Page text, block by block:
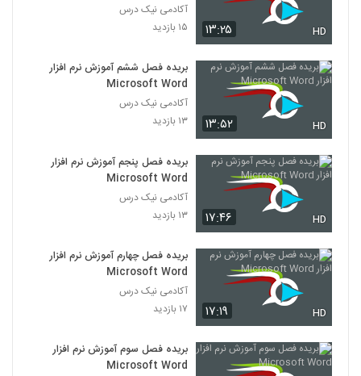
۱۳:۲۵ HD
آکادمی نیک درس
۱۵ بازدید
۱۳:۵۲ HD
بریده فصل ششم آموزش نرم افزار
Microsoft Word
آکادمی نیک درس
۱۳ بازدید
۱۷:۴۶ HD
بریده فصل پنجم آموزش نرم افزار
Microsoft Word
آکادمی نیک درس
۱۳ بازدید
۱۷:۱۹ HD
بریده فصل چهارم آموزش نرم افزار
Microsoft Word
آکادمی نیک درس
۱۷ بازدید
بریده فصل سوم آموزش نرم افزار
Microsoft Word